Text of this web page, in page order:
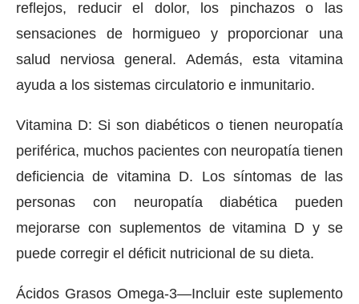
reflejos, reducir el dolor, los pinchazos o las
sensaciones de hormigueo y proporcionar una
salud nerviosa general. Además, esta vitamina
ayuda a los sistemas circulatorio e inmunitario.
Vitamina D: Si son diabéticos o tienen neuropatía
periférica, muchos pacientes con neuropatía tienen
deficiencia de vitamina D. Los síntomas de las
personas con neuropatía diabética pueden
mejorarse con suplementos de vitamina D y se
puede corregir el déficit nutricional de su dieta.
Ácidos Grasos Omega-3—Incluir este suplemento